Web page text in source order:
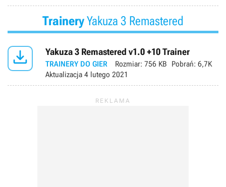
TraineryYakuza 3 Remastered
 Yakuza 3 Remastered v1.0 +10 Trainer
TRAINERY DO GIER Rozmiar: 756 KB Pobrań: 6,7K
Aktualizacja 4 lutego 2021